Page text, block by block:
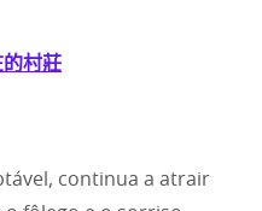
村莊
continua a atrair